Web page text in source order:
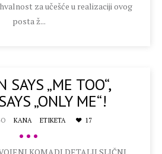
za učešće u realizaciji ovog
posta ž...
SAYS „ME TOO“,
„ONLY ME“!
KANA ETIKETA 17
•••